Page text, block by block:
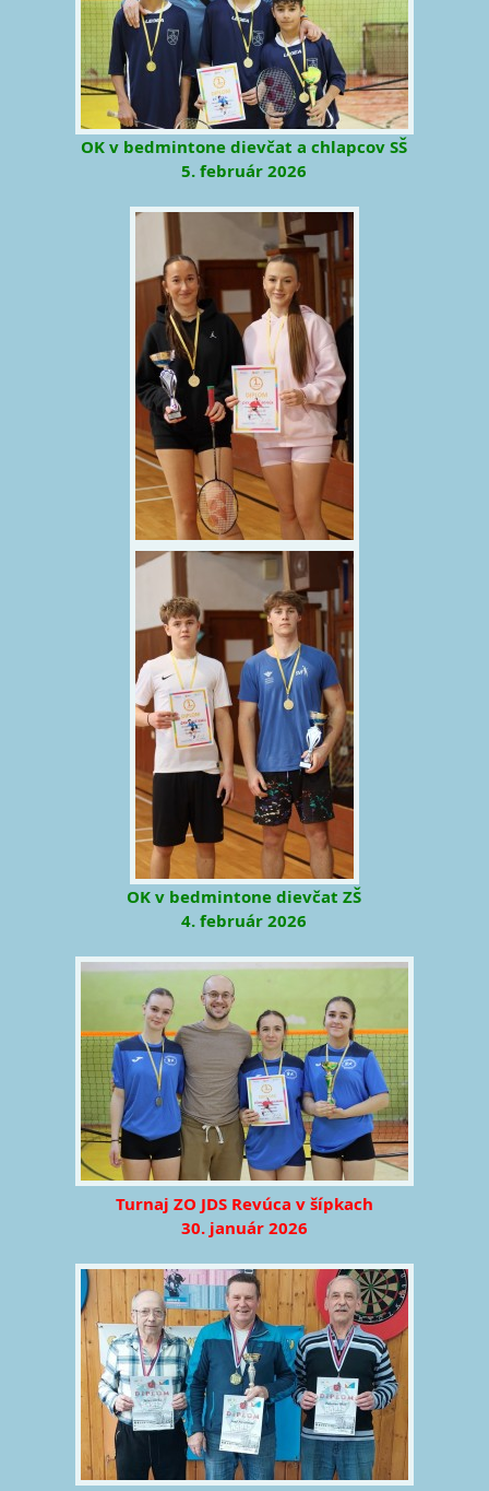
OK v bedmintone dievčat a chlapcov SŠ
5. február 2026
OK v bedmintone dievčat ZŠ
4. február 2026
Turnaj ZO JDS Revúca v šípkach
30. január 2026